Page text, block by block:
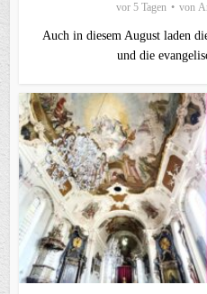
vor 5 Tagen von
Auch in diesem August laden
und die